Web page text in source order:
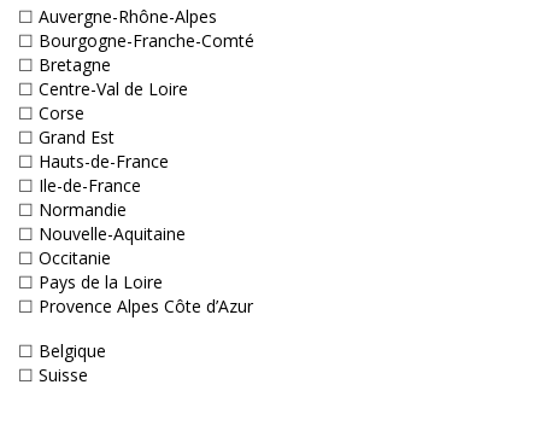
☐ Auvergne-Rhône-Alpes
☐ Bourgogne-Franche-Comté
☐ Bretagne
☐ Centre-Val de Loire
☐ Corse
☐ Grand Est
☐ Hauts-de-France
☐ Ile-de-France
☐ Normandie
☐ Nouvelle-Aquitaine
☐ Occitanie
☐ Pays de la Loire
☐ Provence Alpes Côte d’Azur
☐ Belgique
☐ Suisse